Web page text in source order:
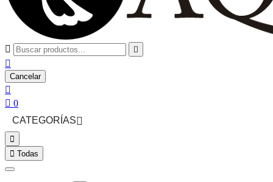
 

Cancelar

 0
CATEGORÍAS

 Todas